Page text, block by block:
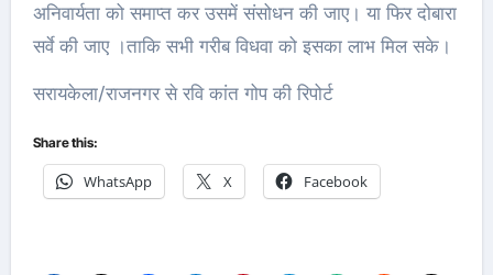
अनिवार्यता को समाप्त कर उसमें संसोधन की जाए। या फिर दोबारा
सर्वे की जाए ।ताकि सभी गरीब विधवा को इसका लाभ मिल सके।
सरायकेला/राजनगर से रवि कांत गोप की रिपोर्ट
Share this:
WhatsApp X Facebook